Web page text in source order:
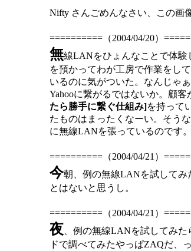
Nifty さんごめんなさい、この画
==========（2004/04/20）
無線LANをひょんなことで体
を預かってわが工房で作業をし
いるのに気がついた。なんじゃ
Yahooに繋がるではないか。顧
たら勝手に繋ぐ仕組み]を持って
たものはまったくなーい。そう
に無線LANを張っているのです。
==========（2004/04/21）
今朝、例の無線LANを試してみ
とはないと思うし。
==========（2004/04/21）
夜 、例の無線LANを試してみ
ドで調べてみたやっぱZAQだ、